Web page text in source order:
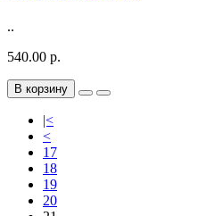
..
540.00 р.
В корзину
|<
<
17
18
19
20